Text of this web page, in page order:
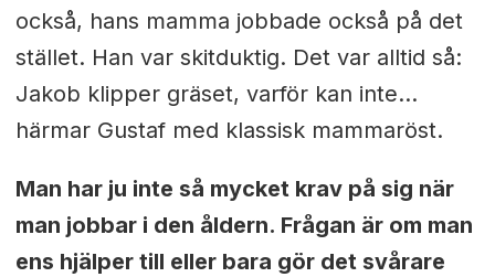
också, hans mamma jobbade också på det
stället. Han var skitduktig. Det var alltid så:
Jakob klipper gräset, varför kan inte…
härmar Gustaf med klassisk mammaröst.
Man har ju inte så mycket krav på sig när
man jobbar i den åldern. Frågan är om man
ens hjälper till eller bara gör det svårare